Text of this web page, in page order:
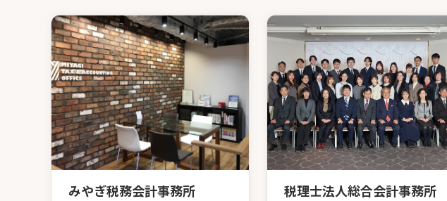
みやぎ税務会計事務所 税理士法人総合会計事務所